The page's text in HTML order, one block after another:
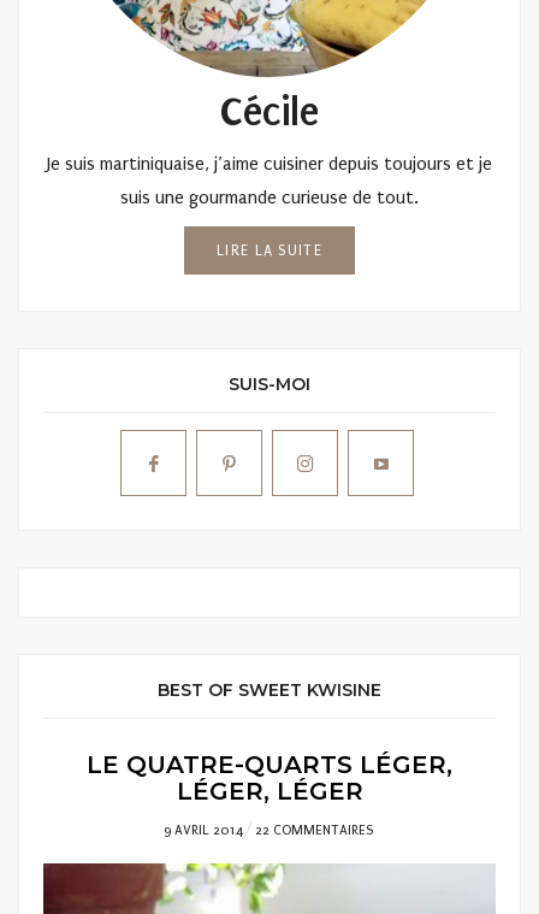
Cécile
Je suis martiniquaise, j’aime cuisiner depuis toujours et je
suis une gourmande curieuse de tout.
LIRE LA SUITE
SUIS-MOI
BEST OF SWEET KWISINE
LE QUATRE-QUARTS LÉGER,
LÉGER, LÉGER
POSTED
ON
9 AVRIL 2014 22 COMMENTAIRES